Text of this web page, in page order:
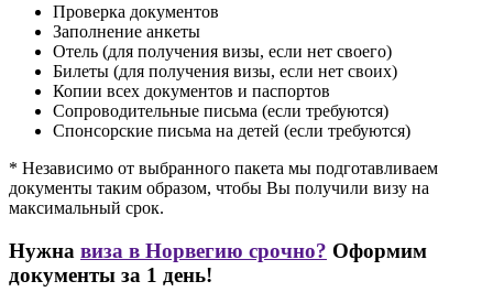
Проверка документов
Заполнение анкеты
Отель (для получения визы, если нет своего)
Билеты (для получения визы, если нет своих)
Копии всех документов и паспортов
Сопроводительные письма (если требуются)
Спонсорские письма на детей (если требуются)
* Независимо от выбранного пакета мы подготавливаем
документы таким образом, чтобы Вы получили визу на
максимальный срок.
Нужна виза в Норвегию срочно? Оформим
документы за 1 день!